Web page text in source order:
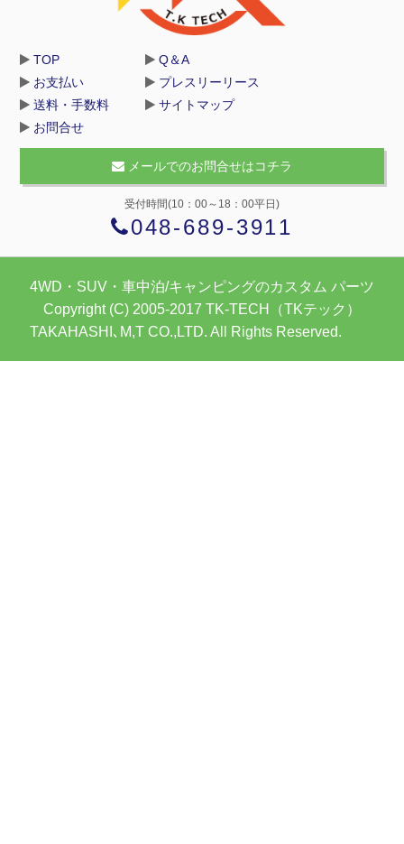
TOP
お支払い
送料・手数料
お問合せ
Q＆A
プレスリーリース
サイトマップ
メールでのお問合せはコチラ
受付時間(10：00～18：00平日)
048-689-3911
4WD・SUV・車中泊/キャンピングのカスタム パーツ
Copyright (C) 2005-2017 TK-TECH（TKテック）
TAKAHASHI､M,T CO.,LTD. All Rights Reserved.